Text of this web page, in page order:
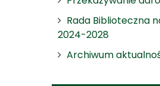
Rada Biblioteczna
2024-2028
Archiwum